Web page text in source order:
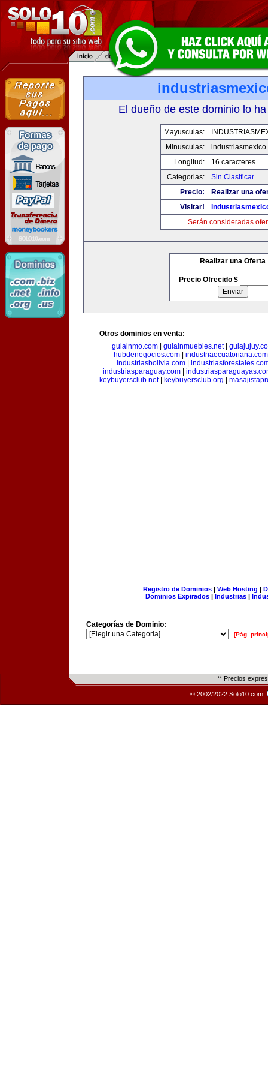
El dueño de este dominio lo
Mayusculas:
Minusculas:
Longitud:
16 caracteres
Categorias:
Sin Clasificar
Precio:
Realizar una
Visitar!
Serán consideradas
Realizar una Oferta
Precio Ofrecido $
Otros dominios en venta:
guiainmo.com| guiainmuebles.net|
hubdenegocios.com| industriaecuatoriana.com
industriasbolivia.com|
industriasparaguay.com|
keybuyersclub.net| keybuyersclub.org
Registro de Dominios| Web Hosting |
Dominios Expirados | Industrias |
Categorías de Dominio:
[Pág.
** Precios
© 2002/2022 Solo10.com